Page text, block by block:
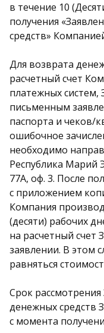
в течение 10
получения
средств»
Для возврата
расчетный счет
платежных систем,
письменным
паспорта и
ошибочное
необходимо
Республика Марий
77А, оф. 3. После
с приложением
Компания
(десяти) рабочих
на расчетный счет
заявлении. В этом
равняться
Срок
денежных средств
с момента